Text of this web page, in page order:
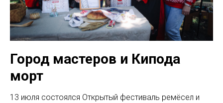
Город мастеров и Кипода
морт
13 июля состоялся Открытый фестиваль ремёсел и